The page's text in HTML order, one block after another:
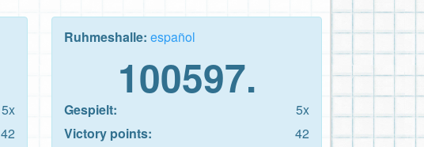
5x
42
Ruhmeshalle: español
100597.
Gespielt:
5x
Victory points:
42